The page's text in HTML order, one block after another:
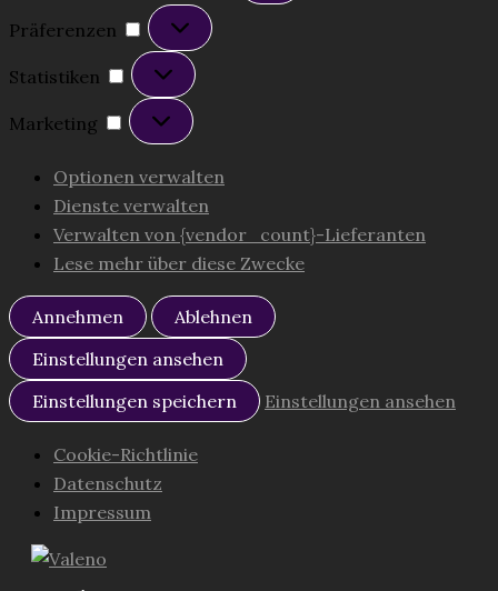
Präferenzen
Präferenzen
Statistiken
Statistiken
Marketing
Marketing
Optionen verwalten
Dienste verwalten
Verwalten von {vendor_count}-Lieferanten
Lese mehr über diese Zwecke
Annehmen
Ablehnen
Einstellungen ansehen
Einstellungen speichern
Einstellungen ansehen
Cookie-Richtlinie
Datenschutz
Impressum
Zum